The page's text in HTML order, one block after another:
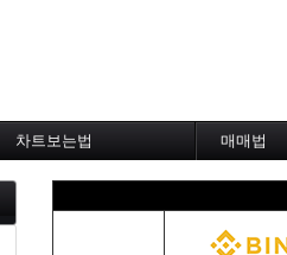
차트보는법
2. 비트맥스 차트설정
매매법
3. 골든크